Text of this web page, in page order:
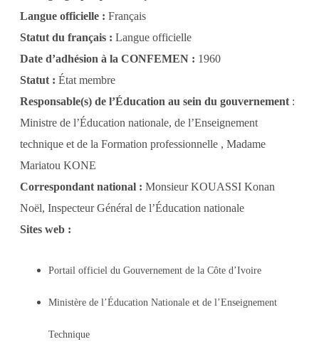
Langue officielle : Français
Statut du français : Langue officielle
Date d’adhésion à la CONFEMEN : 1960
Statut : État membre
Responsable(s) de l’Éducation au sein du gouvernement :
Ministre de l’Éducation nationale, de l’Enseignement
technique et de la Formation professionnelle , Madame
Mariatou KONE
Correspondant national : Monsieur KOUASSI Konan
Noël, Inspecteur Général de l’Éducation nationale
Sites web :
Portail officiel du Gouvernement de la Côte d’Ivoire
Ministère de l’Éducation Nationale et de l’Enseignement
Technique